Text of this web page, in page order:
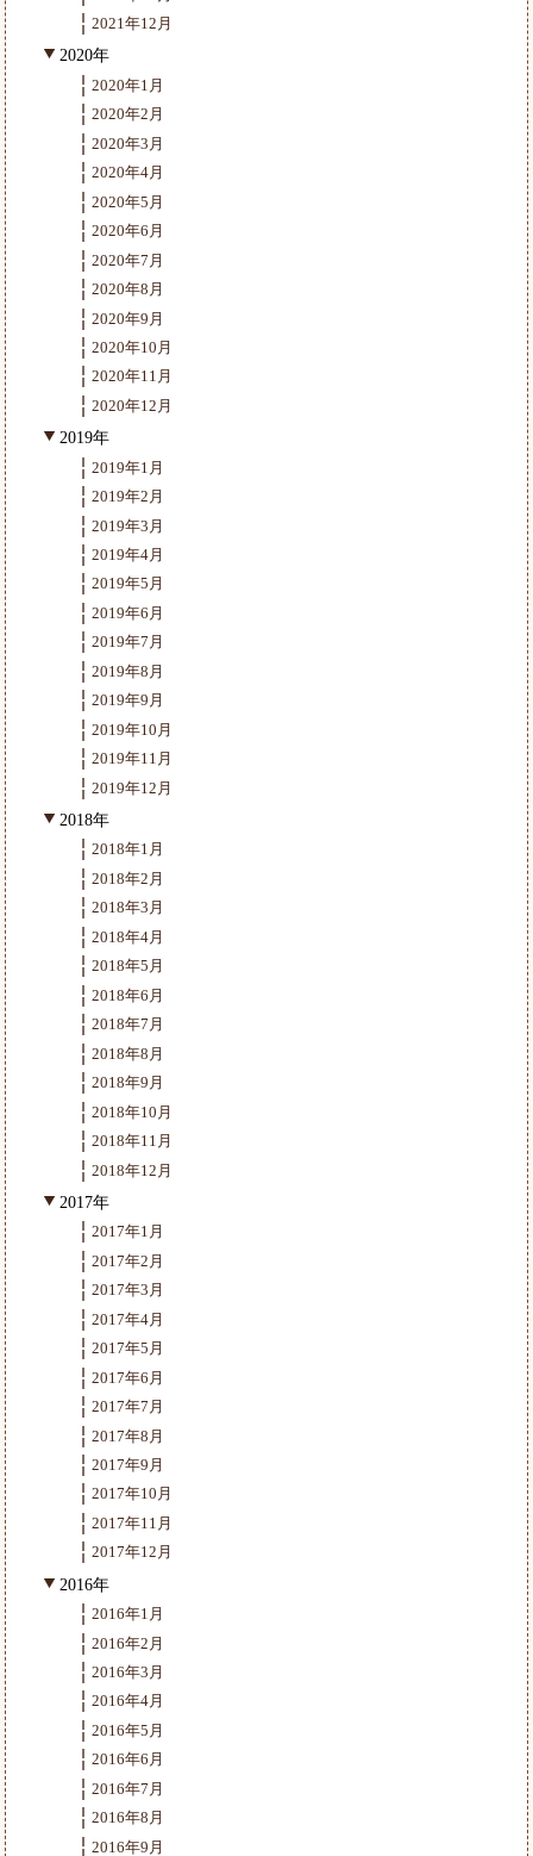
2021年12月
2020年
2020年1月
2020年2月
2020年3月
2020年4月
2020年5月
2020年6月
2020年7月
2020年8月
2020年9月
2020年10月
2020年11月
2020年12月
2019年
2019年1月
2019年2月
2019年3月
2019年4月
2019年5月
2019年6月
2019年7月
2019年8月
2019年9月
2019年10月
2019年11月
2019年12月
2018年
2018年1月
2018年2月
2018年3月
2018年4月
2018年5月
2018年6月
2018年7月
2018年8月
2018年9月
2018年10月
2018年11月
2018年12月
2017年
2017年1月
2017年2月
2017年3月
2017年4月
2017年5月
2017年6月
2017年7月
2017年8月
2017年9月
2017年10月
2017年11月
2017年12月
2016年
2016年1月
2016年2月
2016年3月
2016年4月
2016年5月
2016年6月
2016年7月
2016年8月
2016年9月